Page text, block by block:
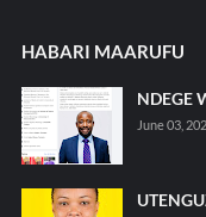
HABARI MAARUFU
NDEGE
June 03,